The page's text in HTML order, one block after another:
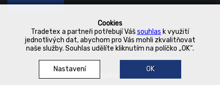
Cookies
Tradetex a partneři potřebují Vášsouhlas k využití
jednotlivých dat, abychom pro Vás mohli zkvalitňovat
naše služby. Souhlas udělíte kliknutím na políčko „OK“.
Nastavení OK